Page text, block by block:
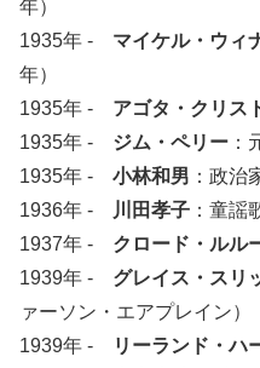
年）
1935年 - マイケル・ウィ
年）
1935年 - アゴタ・クリス
1935年 - ジム・ペリー ：
1935年 - 小林和男 ：政治
1936年 -
川田孝子 ：童謡
1937年 - クロード・ルル
1939年 - グレイス・スリ
ァーソン・エアプレイン）
1939年 -
リーランド・ハ